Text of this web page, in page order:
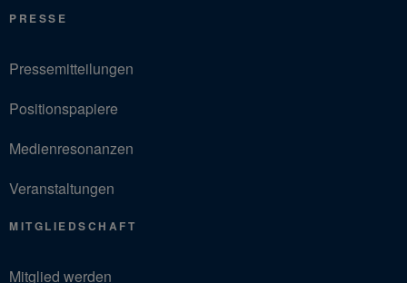
PRESSE
Pressemitteilungen
Positionspapiere
Medienresonanzen
Veranstaltungen
MITGLIEDSCHAFT
Mitglied werden